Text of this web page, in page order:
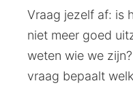
Vraag jezelf af: is
niet meer goed
weten wie we
vraag bepaalt